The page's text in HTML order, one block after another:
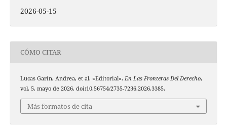
2026-05-15
CÓMO CITAR
Lucas Garín, Andrea, et al. «Editorial». En Las Fronteras Del Derecho,
vol. 5, mayo de 2026, doi:10.56754/2735-7236.2026.3385.
Más formatos de cita